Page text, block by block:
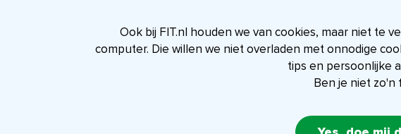
Ook bij FIT.nl houden we van cookies, maar niet te
computer. Die willen we niet overladen met onnodige
tips en persoonlijke
Ben je niet zo'n